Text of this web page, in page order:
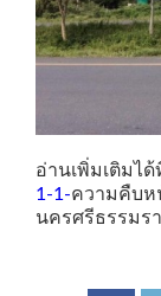
อ่านเพิ่มเติมได้
1-1-ความคืบห
นครศรีธรรมร